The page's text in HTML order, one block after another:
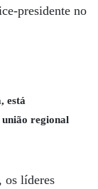
presidente no
está
regional
os líderes